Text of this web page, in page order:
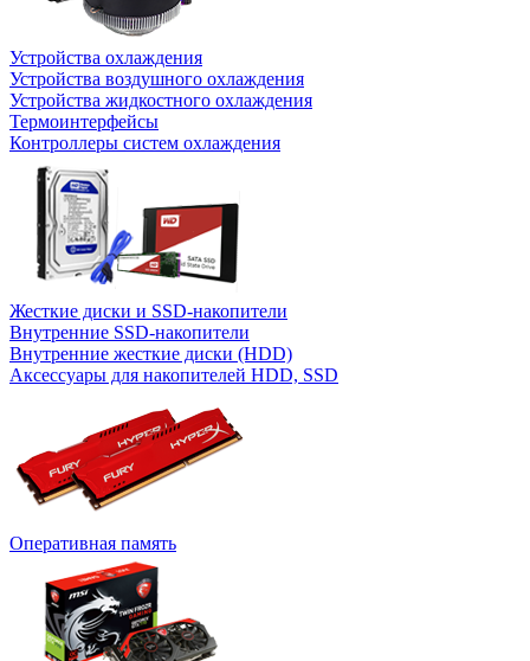
Устройства охлаждения
Устройства воздушного охлаждения
Устройства жидкостного охлаждения
Термоинтерфейсы
Контроллеры систем охлаждения
Жесткие диски и SSD-накопители
Внутренние SSD-накопители
Внутренние жесткие диски (HDD)
Аксессуары для накопителей HDD, SSD
Оперативная память